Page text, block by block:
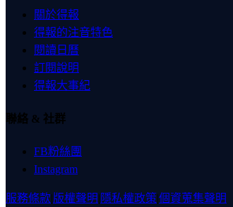
關於得報
得報的注音特色
閱讀日曆
訂閱說明
得報大事紀
聯絡 & 社群
FB粉絲團
Instagram
服務條款|版權聲明| 隱私權政策|個資蒐集聲明